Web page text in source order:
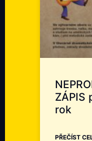
ZÁPIS
rok
PŘEČÍST